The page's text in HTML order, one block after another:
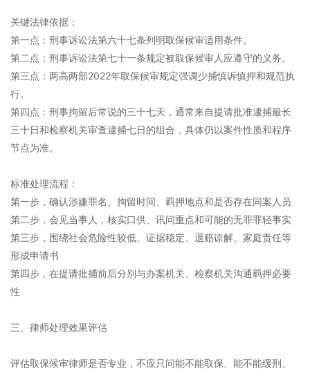
关键法律依据：
第一点：刑事诉讼法第六十七条列明取保候审适用条件。
第二点：刑事诉讼法第七十一条规定被取保候审人应遵守的义务。
第三点：两高两部2022年取保候审规定强调少捕慎诉慎押和规范执
行。
第四点：刑事拘留后常说的三十七天，通常来自提请批准逮捕最长
三十日和检察机关审查逮捕七日的组合，具体仍以案件性质和程序
节点为准。
标准处理流程：
第一步，确认涉嫌罪名、拘留时间、羁押地点和是否存在同案人员
第二步，会见当事人，核实口供、讯问重点和可能的无罪罪轻事实
第三步，围绕社会危险性较低、证据稳定、退赔谅解、家庭责任等
形成申请书
第四步，在提请批捕前后分别与办案机关、检察机关沟通羁押必要
性
三、律师处理效果评估
评估取保候审律师是否专业，不应只问能不能取保、能不能缓刑、